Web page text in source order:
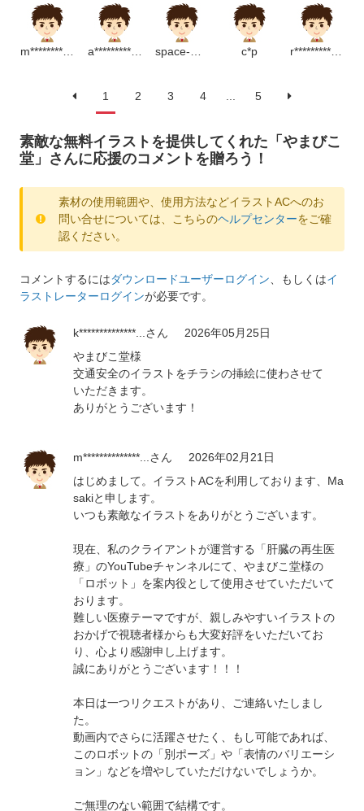
m*********************m a************************p space-monkey c*p r******************p
1 2 3 4 5
素敵な無料イラストを提供してくれた「やまびこ
堂」さんに応援のコメントを贈ろう！
素材の使用範囲や、使用方法などイラストACへのお
問い合せについては、こちらのヘルプセンターをご確
認ください。
コメントするにはダウンロードユーザーログイン 、もしくはイ
ラストレーターログインが必要です。
k**************... さん
2026年05月25日
やまびこ堂様
交通安全のイラストをチラシの挿絵に使わさせて
いただきます。
ありがとうございます！
m**************... さん
2026年02月21日
はじめまして。イラストACを利用しております、Ma
sakiと申します。
いつも素敵なイラストをありがとうございます。
現在、私のクライアントが運営する「肝臓の再生医
療」のYouTubeチャンネルにて、やまびこ堂様の
「ロボット」を案内役として使用させていただいて
おります。
難しい医療テーマですが、親しみやすいイラストの
おかげで視聴者様からも大変好評をいただいてお
り、心より感謝申し上げます。
誠にありがとうございます！！！
本日は一つリクエストがあり、ご連絡いたしまし
た。
動画内でさらに活躍させたく、もし可能であれば、
このロボットの「別ポーズ」や「表情のバリエーシ
ョン」などを増やしていただけないでしょうか。
ご無理のない範囲で結構です。